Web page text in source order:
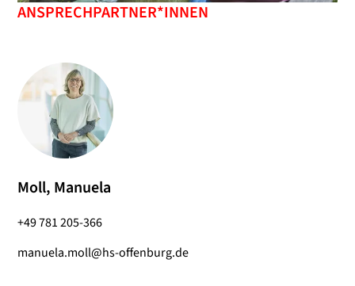
ANSPRECHPARTNER*INNEN
Moll, Manuela
+49 781 205-366
manuela.moll@hs-offenburg.de